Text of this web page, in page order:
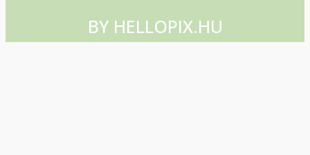
BY HELLOPIX.HU